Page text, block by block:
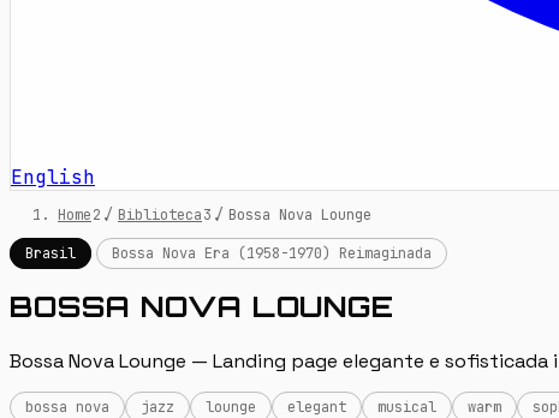
English
Home / Biblioteca / Bossa Nova Lounge
Brasil
Bossa Nova Era (1958-1970) Reimaginada
BOSSA NOVA LOUNGE
Bossa Nova Lounge — Landing page elegante e
bossa nova jazz lounge elegant musical warm